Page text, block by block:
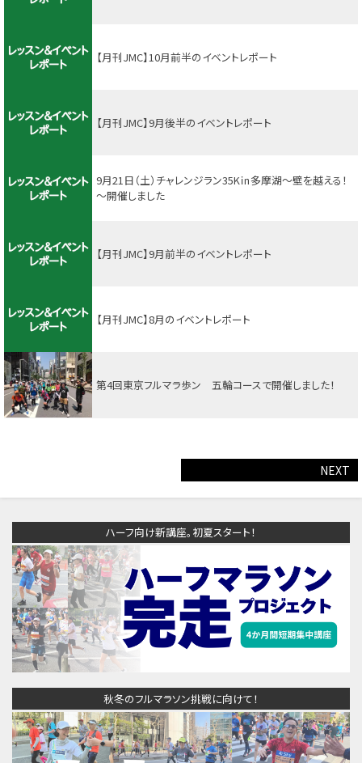
【月刊JMC】10月前半のイベントレポート
【月刊JMC】9月後半のイベントレポート
9月21日（土）チャレンジラン35K㏌多摩湖～壁を越える！
～開催しました
【月刊JMC】9月前半のイベントレポート
【月刊JMC】8月のイベントレポート
第4回東京フルマラ歩ン 五輪コースで開催しました！
NEXT
ハーフ向け新講座。初夏スタート！
秋冬のフルマラソン挑戦に向けて！